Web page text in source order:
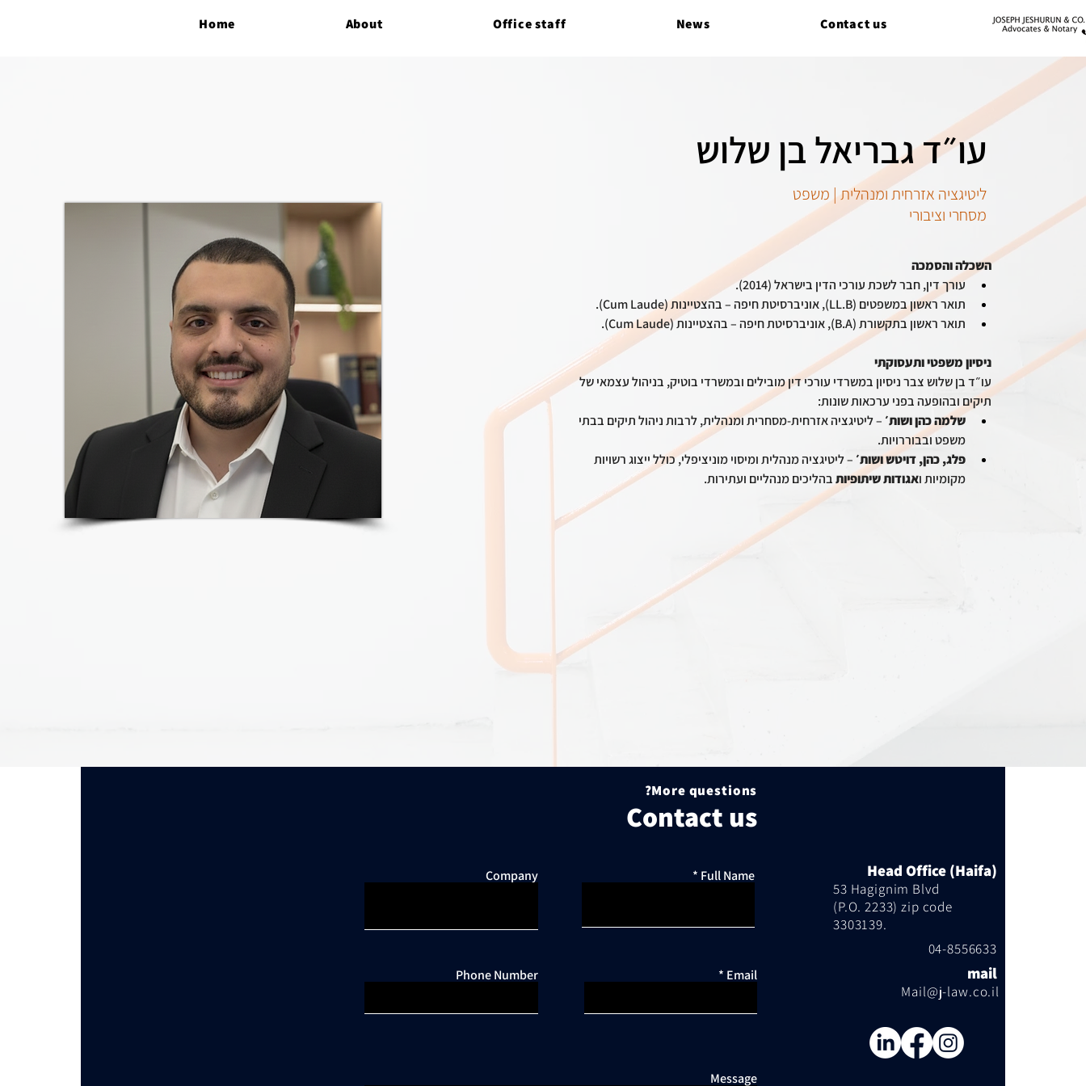
Home About Office staff News Contact us
עו״ד גבריאל בן שלוש
ליטיגציה אזרחית ומנהלית | משפט
מסחרי וציבורי
השכלה והסמכה
עורך דין, חבר לשכת עורכי הדין בישראל (2014).
תואר ראשון במשפטים (LL.B), אוניברסיטת חיפה – בהצטיינות (Cum Laude).
תואר ראשון בתקשורת (B.A), אוניברסיטת חיפה – בהצטיינות (Cum Laude).
ניסיון משפטי ותעסוקתי
עו״ד בן שלוש צבר ניסיון במשרדי עורכי דין מובילים ובמשרדי בוטיק, בניהול עצמאי של
תיקים ובהופעה בפני ערכאות שונות:
שלמה כהן ושות׳ – ליטיגציה אזרחית-מסחרית ומנהלית, לרבות ניהול תיקים בבתי
משפט ובבוררויות.
פלג, כהן, דויטש ושות׳ – ליטיגציה מנהלית ומיסוי מוניציפלי, כולל ייצוג רשויות
מקומיות ואגודות שיתופיות בהליכים מנהליים ועתירות.
More questions?
Contact us
Company Full Name
Phone Number Email
Message
Head Office (Haifa)
53 Hagignim Blvd
(P.O. 2233) zip code
3303139.
04-8556633
mail
Mail@j-law.co.il